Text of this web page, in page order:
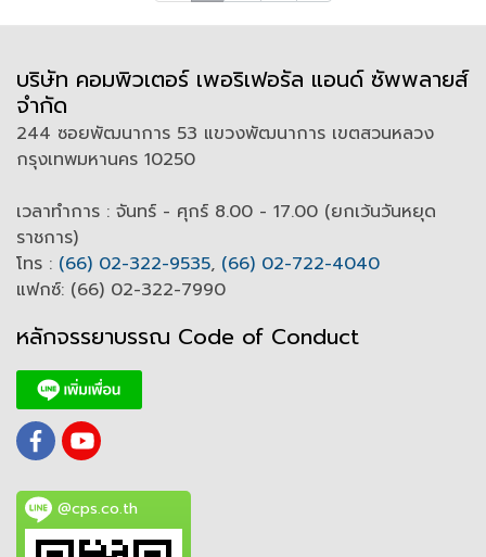
บริษัท คอมพิวเตอร์ เพอริเฟอรัล แอนด์ ซัพพลายส์
จำกัด
244 ซอยพัฒนาการ 53 แขวงพัฒนาการ เขตสวนหลวง
กรุงเทพมหานคร 10250
เวลาทำการ : จันทร์ - ศุกร์ 8.00 - 17.00 (ยกเว้นวันหยุด
ราชการ)
โทร : (66) 02-322-9535, (66) 02-722-4040
แฟกซ์: (66) 02-322-7990
หลักจรรยาบรรณ Code of Conduct
@cps.co.th